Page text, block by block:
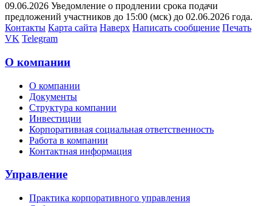
09.06.2026 Уведомление о продлении срока подачи
предложений участников до 15:00 (мск) до 02.06.2026 года.
Контакты Карта сайта Наверх Написать сообщение Печать
VK Telegram
О компании
О компании
Документы
Структура компании
Инвестиции
Корпоративная социальная ответственность
Работа в компании
Контактная информация
Управление
Практика корпоративного управления